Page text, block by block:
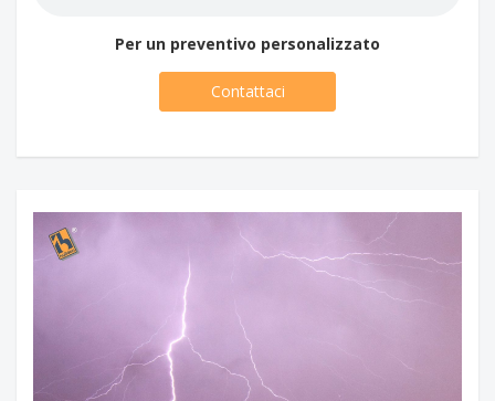
Per un preventivo personalizzato
Contattaci